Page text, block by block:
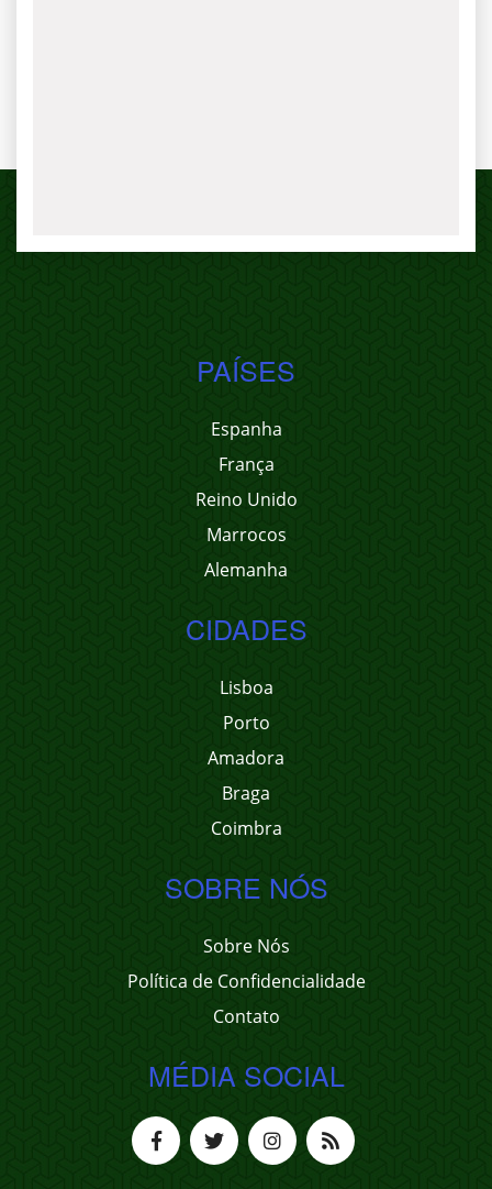
PAÍSES
Espanha
França
Reino Unido
Marrocos
Alemanha
CIDADES
Lisboa
Porto
Amadora
Braga
Coimbra
SOBRE NÓS
Sobre Nós
Política de Confidencialidade
Contato
MÉDIA SOCIAL